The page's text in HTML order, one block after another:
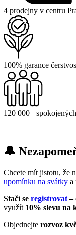
4 prodejny v centru
100% garance
120 000+
🔔
Chcete mít jistotu, že
upomínku na svátky a
Stačí se registrovat–
využít 10% slevu na
Objednejte rozvoz